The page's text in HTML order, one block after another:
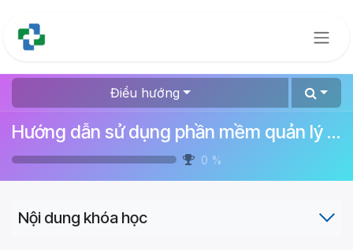
Điều hướng
Hướng dẫn sử dụng phần mềm quản lý bệnh viện
0 %
Nội dung khóa học